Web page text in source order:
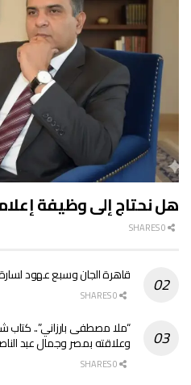
هل نحتاج إلى وظيفة
قاهرة الجان وسبع عهود
“ملا مصطفى بارزاني”.. كتاب
وعلاقته بمصر وجمال عبد